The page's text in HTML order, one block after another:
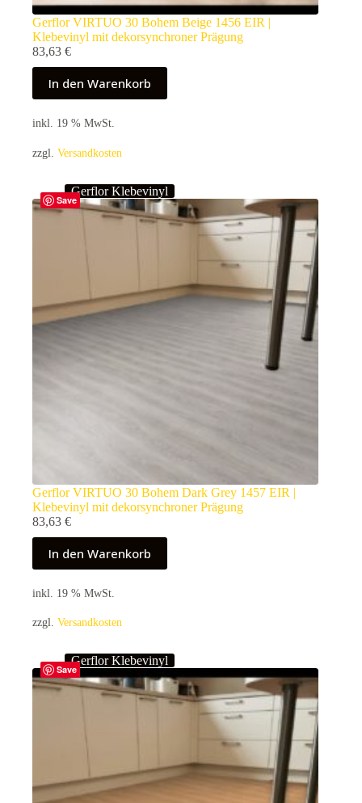
Gerflor VIRTUO 30 Bohem Beige 1456 EIR |
Klebevinyl mit dekorsynchroner Prägung
83,63 €
In den Warenkorb
inkl. 19 % MwSt.
zzgl. Versandkosten
Save
Gerflor Klebevinyl
Gerflor VIRTUO 30 Bohem Dark Grey 1457 EIR |
Klebevinyl mit dekorsynchroner Prägung
83,63 €
In den Warenkorb
inkl. 19 % MwSt.
zzgl. Versandkosten
Save
Gerflor Klebevinyl